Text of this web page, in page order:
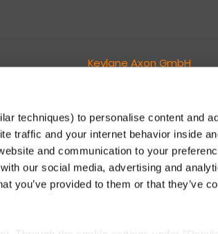
techniques) to personalise content and
traffic and your internet behavior inside
and communication to your
our social media, advertising and
you’ve provided to them or that they’ve
dieser
Keylane Axon GmbH
Lukas van Grunsven
Philipp E. Lederer
Eintragung (HRB) 211735
Gerichtsstand: Amtsgericht
Newsletter